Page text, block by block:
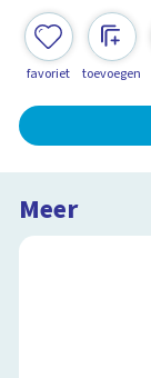
favoriet toevoegen
Meer